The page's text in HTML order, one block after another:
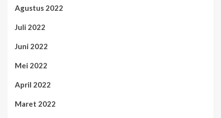
Agustus 2022
Juli 2022
Juni 2022
Mei 2022
April 2022
Maret 2022